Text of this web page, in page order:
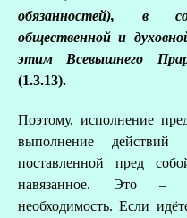
обязанностей), в
общественной и
этим Всевышнего
(1.3.13).
Поэтому, исполнение
выполнение
поставленной пред
навязанное. Это –
необходимость. Если